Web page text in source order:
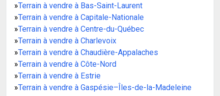
»Terrain à vendre à Bas-Saint-Laurent
»Terrain à vendre à Capitale-Nationale
»Terrain à vendre à Centre-du-Québec
»Terrain à vendre à Charlevoix
»Terrain à vendre à Chaudière-Appalaches
»Terrain à vendre à Côte-Nord
»Terrain à vendre à Estrie
»Terrain à vendre à Gaspésie–Îles-de-la-Madeleine